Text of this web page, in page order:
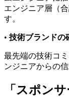
エンジニア層（
す。
• 技術ブランドの
最先端の技術コ
ンジニアからの
「スポン